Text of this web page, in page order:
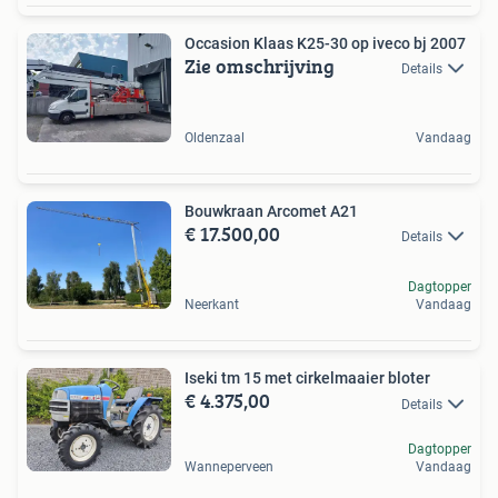
Occasion Klaas K25-30 op iveco bj 2007
Zie omschrijving Details
Oldenzaal Vandaag
Bouwkraan Arcomet A21
€ 17.500,00 Details
Neerkant
Dagtopper
Vandaag
Iseki tm 15 met cirkelmaaier bloter
€ 4.375,00 Details
Wanneperveen
Dagtopper
Vandaag